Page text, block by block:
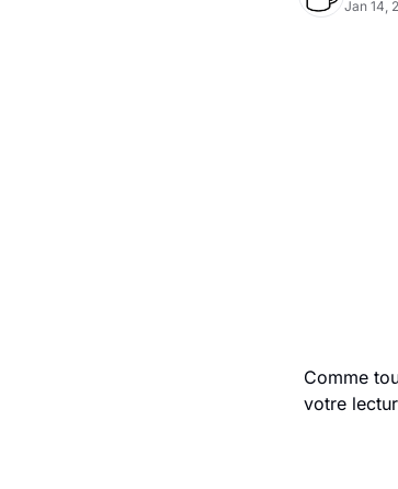
Jan 14,
Comme
votre